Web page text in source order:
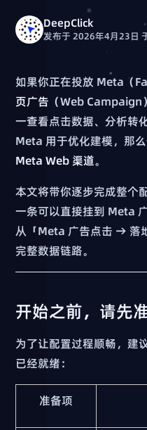
DeepClick
发布于 2026年4月23日
如果你正在投放 Meta（
页广告 （Web
一查看点击数据、分析转
Meta 用于优化建模，那
Meta Web 渠道。
本文将带你逐步完成整个
一条可以直接挂到 Meta
从「Meta 广告点击 → 落
完整数据链路。
开始之前，请先
为了让配置过程顺畅，建
已经就绪：
准备项